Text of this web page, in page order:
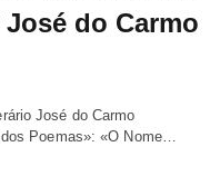
do Carmo
José do Carmo
Poemas»: «O Nome…